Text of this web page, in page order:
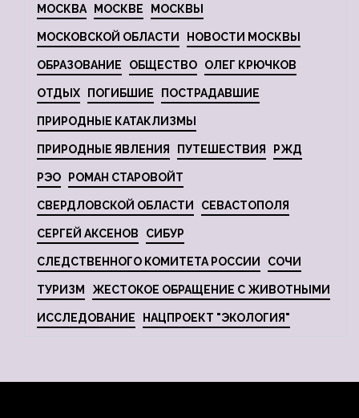
МОСКВА МОСКВЕ МОСКВЫ
МОСКОВСКОЙ ОБЛАСТИ НОВОСТИ МОСКВЫ
ОБРАЗОВАНИЕ ОБЩЕСТВО ОЛЕГ КРЮЧКОВ
ОТДЫХ ПОГИБШИЕ ПОСТРАДАВШИЕ
ПРИРОДНЫЕ КАТАКЛИЗМЫ
ПРИРОДНЫЕ ЯВЛЕНИЯ ПУТЕШЕСТВИЯ РЖД
РЭО РОМАН СТАРОВОЙТ
СВЕРДЛОВСКОЙ ОБЛАСТИ СЕВАСТОПОЛЯ
СЕРГЕЙ АКСЕНОВ СИБУР
СЛЕДСТВЕННОГО КОМИТЕТА РОССИИ СОЧИ
ТУРИЗМ ЖЕСТОКОЕ ОБРАЩЕНИЕ С ЖИВОТНЫМИ
ИССЛЕДОВАНИЕ НАЦПРОЕКТ "ЭКОЛОГИЯ"